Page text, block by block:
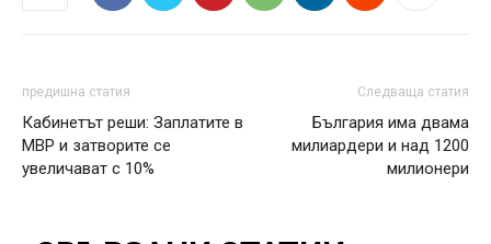
предишна статия
Кабинетът реши: Заплатите в
МВР и затворите се
увеличават с 10%
Следваща статия
България има двама
милиардери и над 1200
милионери